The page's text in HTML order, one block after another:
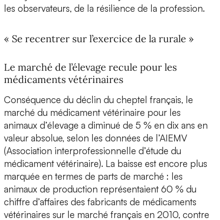
les observateurs, de la résilience de la profession.
« Se recentrer sur l’exercice de la rurale »
Le marché de l’élevage recule pour les
médicaments vétérinaires
Conséquence du déclin du cheptel français, le
marché du médicament vétérinaire pour les
animaux d’élevage a diminué de 5 % en dix ans en
valeur absolue, selon les données de l’AIEMV
(Association interprofessionnelle d’étude du
médicament vétérinaire). La baisse est encore plus
marquée en termes de parts de marché : les
animaux de production représentaient 60 % du
chiffre d’affaires des fabricants de médicaments
vétérinaires sur le marché français en 2010, contre